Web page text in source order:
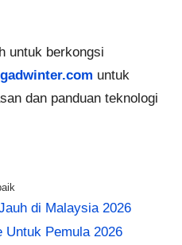
untuk berkongsi
gadwinter.com untuk
dan panduan teknologi
di Malaysia 2026
Untuk Pemula 2026